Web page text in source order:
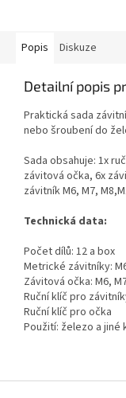
Popis Diskuze
Detailní popis
Praktická sada
nebo šroubení do
Sada obsahuje: 1x
závitová očka, 6x
závitník M6, M7,
Technická data:
Počet dílů: 12 a box
Metrické závitníky:
Závitová očka: M6,
Ruční klíč pro
Ruční klíč pro očka
Použití: železo a jiné